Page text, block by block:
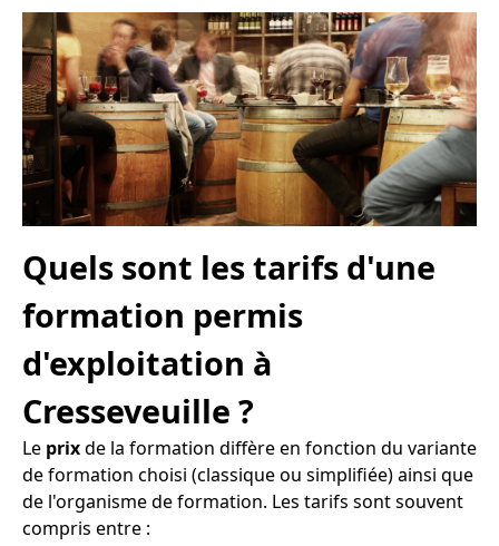
Quels sont les tarifs d'une
formation permis
d'exploitation à
Cresseveuille ?
Le prixde la formation diffère en fonction du variante
de formation choisi (classique ou simplifiée) ainsi que
de l'organisme de formation. Les tarifs sont souvent
compris entre :